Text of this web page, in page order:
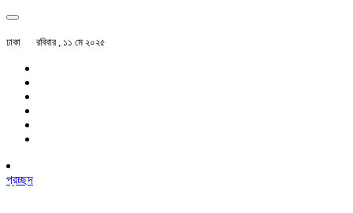
ঢাকা রবিবার , ১১ মে ২০২৫
প্রচ্ছদ